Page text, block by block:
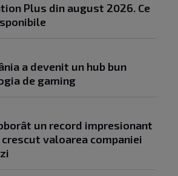
Plus din august 2026. Ce
a devenit un hub bun
de gaming
un record impresionant
crescut valoarea companiei